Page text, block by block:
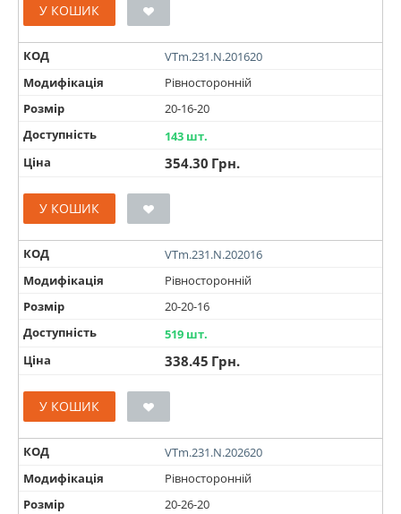
У КОШИК
КОД
VTm.231.N.201620
Модифікація
Рівносторонній
Розмір
20-16-20
Доступність
143 шт.
Ціна
354.30 Грн.
У КОШИК
КОД
VTm.231.N.202016
Модифікація
Рівносторонній
Розмір
20-20-16
Доступність
519 шт.
Ціна
338.45 Грн.
У КОШИК
КОД
VTm.231.N.202620
Модифікація
Рівносторонній
Розмір
20-26-20